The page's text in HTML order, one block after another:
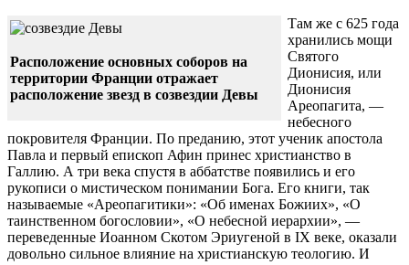
Расположение основных соборов на
территории Франции отражает
расположение звезд в созвездии Девы
Там же с 625 года
хранились мощи
Святого
Дионисия, или
Дионисия
Ареопагита, —
небесного
покровителя Франции. По преданию, этот ученик апостола
Павла и первый епископ Афин принес христианство в
Галлию. А три века спустя в аббатстве появились и его
рукописи о мистическом понимании Бога. Его книги, так
называемые «Ареопагитики»: «Об именах Божиих», «О
таинственном богословии», «О небесной иерархии», —
переведенные Иоанном Скотом Эриугеной в IX веке, оказали
довольно сильное влияние на христианскую теологию. И